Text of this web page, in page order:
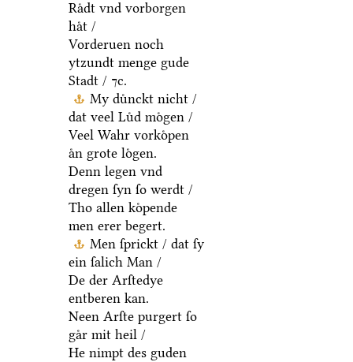
Raͤdt vnd vorborgen
haͤt /
Vorderuen noch
ytzundt menge gude
Stadt / ⁊c.
My duͤnckt nicht /
dat veel Luͤd moͤgen /
Veel Wahr vorkoͤpen
aͤn grote loͤgen.
Denn legen vnd
dregen ſyn ſo werdt /
Tho allen koͤpende
men erer begert.
Men ſprickt / dat ſy
ein ſalich Man /
De der Arſtedye
entberen kan.
Neen Arſte purgert ſo
gaͤr mit heil /
He nimpt des guden